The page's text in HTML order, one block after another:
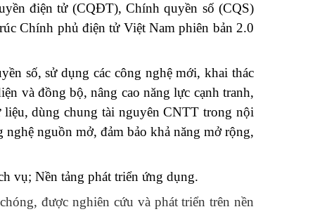
điện tử (CQĐT), Chính quyền số (CQS)
Chính phủ điện tử Việt Nam phiên bản 2.0
số, sử dụng các công nghệ mới, khai thác
và đồng bộ, nâng cao năng lực cạnh tranh,
dùng chung tài nguyên CNTT trong nội
nguồn mở, đảm bảo khả năng mở rộng,
vụ; Nền tảng phát triển ứng dụng.
được nghiên cứu và phát triển trên nền